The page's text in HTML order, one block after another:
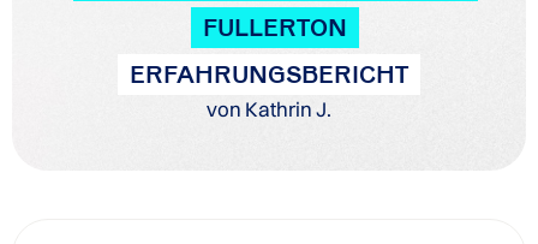
FULLERTON
ERFAHRUNGSBERICHT
von Kathrin J.